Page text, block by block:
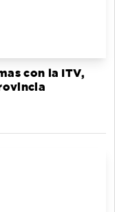
con la ITV,